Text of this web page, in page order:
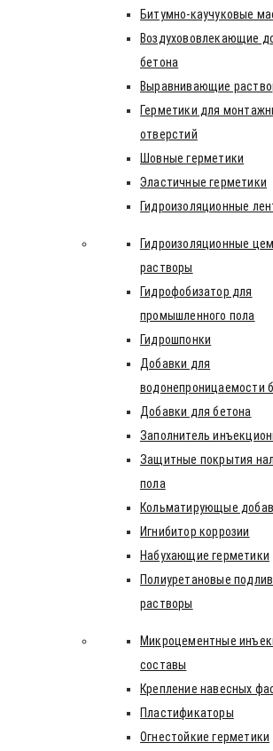
Битумно-каучуковые
Воздухововлекающие
бетона
Выравнивающие
Герметики для
отверстий
Шовные герметики
Эластичные герметики
Гидроизоляционные
Гидроизоляционные
растворы
Гидрофобизатор для
промышленного пола
Гидрошпонки
Добавки для
водонепроницаемости
Добавки для бетона
Заполнитель
Защитные покрытия
пола
Кольматирующые
Игнибитор коррозии
Набухающие герметики
Полиуретановые
растворы
Микроцементные
составы
Крепление навесных
Пластификаторы
Огнестойкие герметики